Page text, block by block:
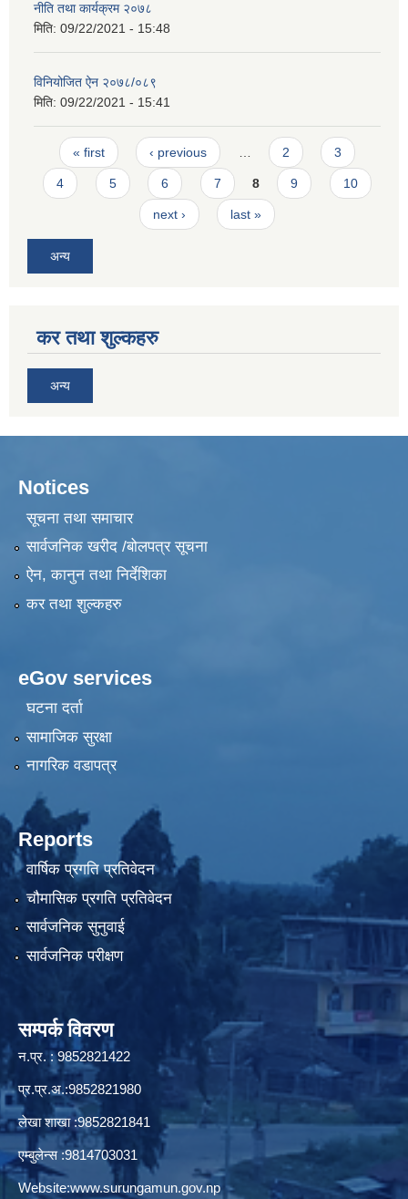
नीति तथा कार्यक्रम २०७८
मिति: 09/22/2021 - 15:48
विनियोजित ऐन २०७८/०८९
मिति: 09/22/2021 - 15:41
Pages
« first ‹ previous 2 3
4 5 6 7 8 9 10
next › last »
अन्य
कर तथा शुल्कहरु
अन्य
Notices
सूचना तथा समाचार
सार्वजनिक खरीद /बोलपत्र सूचना
ऐन, कानुन तथा निर्देशिका
कर तथा शुल्कहरु
eGov services
घटना दर्ता
सामाजिक सुरक्षा
नागरिक वडापत्र
Reports
वार्षिक प्रगति प्रतिवेदन
चौमासिक प्रगति प्रतिवेदन
सार्वजनिक सुनुवाई
सार्वजनिक परीक्षण
सम्पर्क विवरण
न.प्र. : 9852821422
प्र.प्र.अ.:9852821980
लेखा शाखा :9852821841
एम्बुलेन्स :9814703031
Website:www.surungamun.gov.np